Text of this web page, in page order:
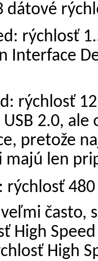
dátové
rýchlosť
Interface
rýchlosť
2.0, ale
pretože
majú len
rýchlosť
často,
High
High